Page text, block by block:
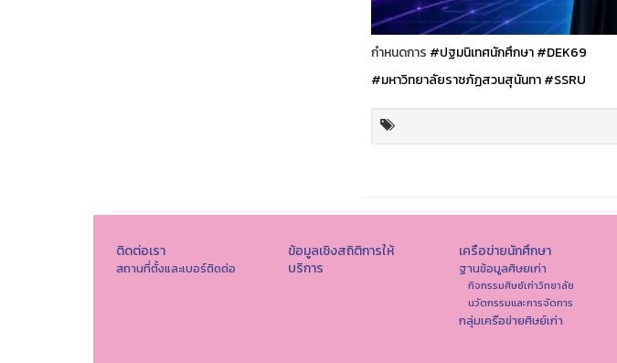
กำหนดการ #ปฐมนิเทศนักศึกษา #DEK69
#มหาวิทยาลัยราชภัฏสวนสุนันทา #SSRU
ติดต่อเรา
สถานที่ตั้งและเบอร์ติดต่อ
ข้อมูลเชิงสถิติการให้
บริการ
เครือข่ายนักศึกษา
ฐานข้อมูลศิษยเก่า
กิจกรรมศิษย์เก่าวิทยาลัย
นวัตกรรมและการจัดการ
กลุ่มเครือข่ายศิษย์เก่า